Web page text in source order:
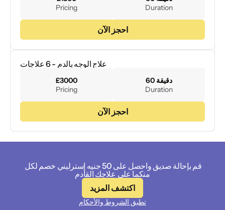
Pricing
Duration
احجز الآن
علاج الوجه بالدم - 6 علاجات
£3000
Pricing
60 دقيقة
Duration
احجز الآن
منكما على علاجك القادم
اكتشف المزيد
تطبق الشروط والأحكام